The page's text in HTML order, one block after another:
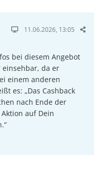
11.06.2026, 13:05
bei diesem Angebot
da er
einem anderen
es: „Das Cashback
nach Ende der
auf Dein